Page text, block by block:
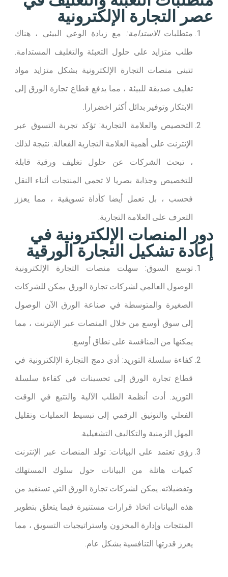
عصر التجارة الإلكترونية​
متطلبات الاستدامة: مع زيادة الوعي البيئي ، هناك
طلب متزايد على حلول التعبئة والتغليف المستدامة.
تتبنى منصات التجارة الإلكترونية بشكل متزايد مواد
تغليف صديقة للبيئة ، مما يدفع قطاع تجارة الورق إلى
الابتكار وتوفير بدائل أكثر اخضرارا.
التخصيص والعلامة التجارية: تؤكد تجربة التسوق عبر
الإنترنت على أهمية العلامة التجارية الفعالة. نتيجة لذلك
، تبحث الشركات عن حلول تغليف ورقية قابلة
للتخصيص وجذابة بصريا لا تحمي المنتجات أثناء النقل
فحسب ، بل تعمل أيضا كأداة تسويقية ، مما يعزز
التعرف على العلامة التجارية.
دور المنصات الإلكترونية في
إعادة تشكيل التجارة الورقية​
توسع السوق: سهلت منصات التجارة الإلكترونية
الوصول العالمي لشركات تجارة الورق. يمكن للشركات
الصغيرة والمتوسطة في صناعة الورق الآن الوصول
إلى سوق أوسع من خلال المنصات عبر الإنترنت ، مما
يمكنها من المنافسة على نطاق أوسع.
كفاءة سلسلة التوريد: أدى دمج التجارة الإلكترونية في
قطاع تجارة الورق إلى تحسينات في كفاءة سلسلة
التوريد. أدت أنظمة الطلب الآلية والتتبع في الوقت
الفعلي والتوثيق الرقمي إلى تبسيط العمليات وتقليل
المهل الزمنية والتكاليف التشغيلية.
رؤى تعتمد على البيانات: تولد المنصات عبر الإنترنت
كميات هائلة من البيانات حول سلوك المستهلك
وتفضيلاته. يمكن لشركات تجارة الورق التي تستفيد من
هذه البيانات اتخاذ قرارات مستنيرة فيما يتعلق بتطوير
المنتجات وإدارة المخزون واستراتيجيات التسويق ، مما
يعزز قدرتها التنافسية بشكل عام.